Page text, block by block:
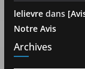
lelievredans
Notre Avis
Archives